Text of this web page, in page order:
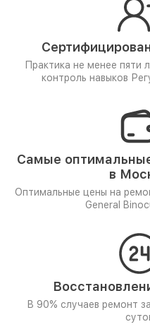
Практика не менее пяти
контроль навыков
Самые
в
Оптимальные цены на
General
В 90% случаев ремонт